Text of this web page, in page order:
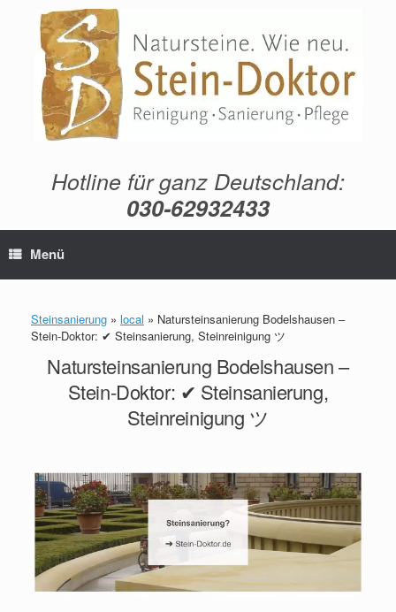
springen
Hotline für ganz Deutschland:
030-62932433
Menü
Steinsanierung » local » Natursteinsanierung Bodelshausen –
Stein-Doktor: ✔ Steinsanierung, Steinreinigung ツ
Natursteinsanierung Bodelshausen –
Stein-Doktor: ✔ Steinsanierung,
Steinreinigung ツ